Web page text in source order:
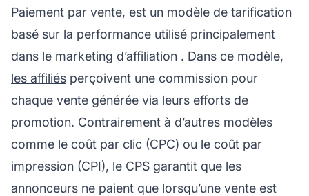
Paiement par vente, est un modèle de tarification
basé sur la performance utilisé principalement
dans le marketing d’affiliation . Dans ce modèle,
les affiliés perçoivent une commission pour
chaque vente générée via leurs efforts de
promotion. Contrairement à d’autres modèles
comme le coût par clic (CPC) ou le coût par
impression (CPI), le CPS garantit que les
annonceurs ne paient que lorsqu’une vente est